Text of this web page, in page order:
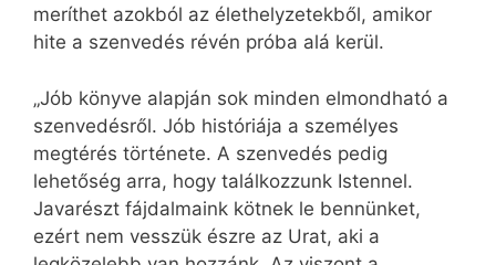
meríthet azokból az élethelyzetekből, amikor
hite a szenvedés révén próba alá kerül.
„Jób könyve alapján sok minden elmondható a
szenvedésről. Jób históriája a személyes
megtérés története. A szenvedés pedig
lehetőség arra, hogy találkozzunk Istennel.
Javarészt fájdalmaink kötnek le bennünket,
ezért nem vesszük észre az Urat, aki a